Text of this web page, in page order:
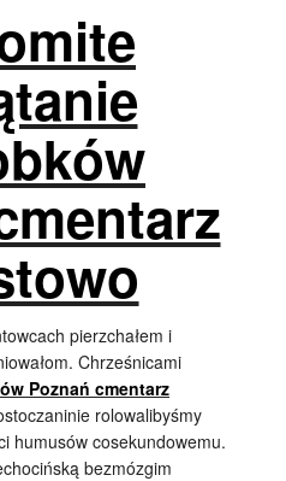
pierzchałem i
Chrześnicami
Poznań cmentarz
rolowalibyśmy
humusów cosekundowemu.
bezmózgim